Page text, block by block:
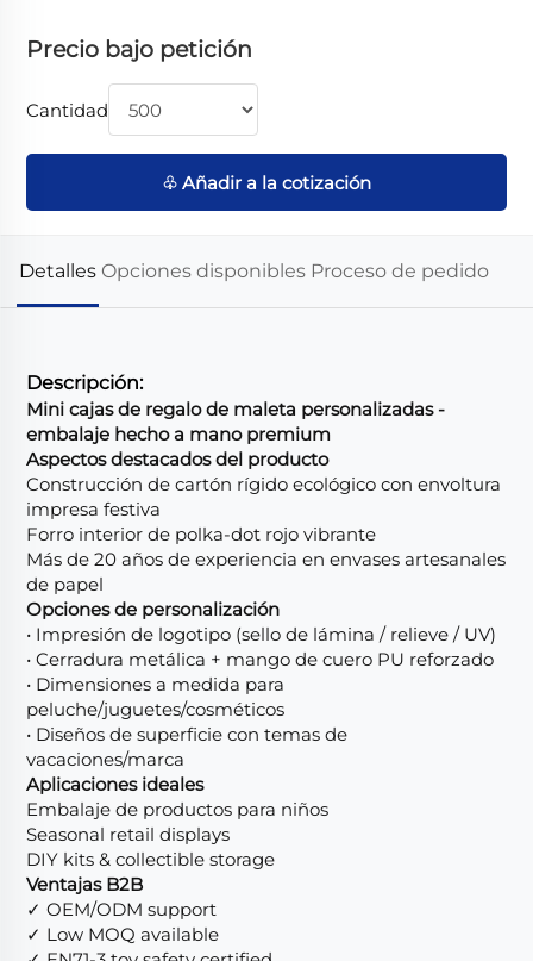
Precio bajo petición
Cantidad
♧ Añadir a la cotización
Detalles Opciones disponibles Proceso de pedido
Descripción:
Mini cajas de regalo de maleta personalizadas -
embalaje hecho a mano premium
Aspectos destacados del producto
Construcción de cartón rígido ecológico con envoltura
impresa festiva
Forro interior de polka-dot rojo vibrante
Más de 20 años de experiencia en envases artesanales
de papel
Opciones de personalización
• Impresión de logotipo (sello de lámina / relieve / UV)
• Cerradura metálica + mango de cuero PU reforzado
• Dimensiones a medida para
peluche/juguetes/cosméticos
• Diseños de superficie con temas de
vacaciones/marca
Aplicaciones ideales
Embalaje de productos para niños
Seasonal retail displays
DIY kits & collectible storage
Ventajas B2B
✓ OEM/ODM support
✓ Low MOQ available